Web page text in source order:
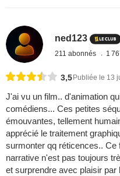
ned123
211 abonnés 1
3,5Publiée le 13
J'ai vu un film.. d'animation
comédiens... Ces petites
émouvantes, tellement
apprécié le traitement
surmonter qq réticences.. Ce
narrative n'est pas toujours
et surprendre avec plaisir